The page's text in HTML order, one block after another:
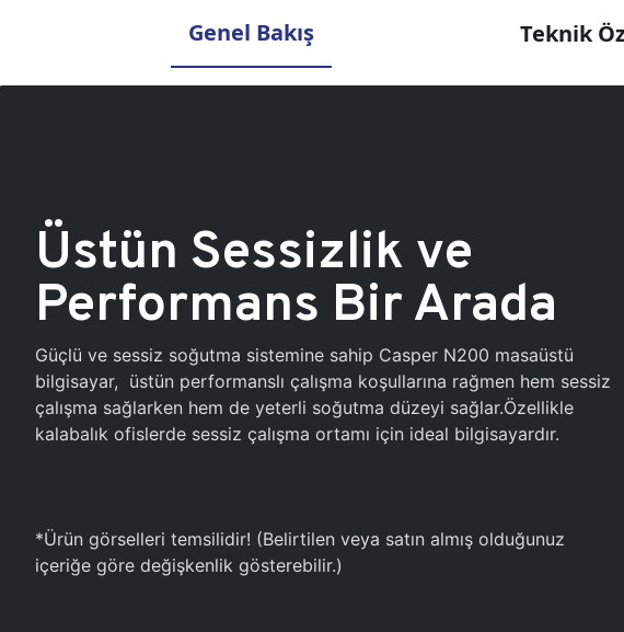
Genel Bakış Teknik
Üstün Sessizlik ve
Performans Bir Arada
Güçlü ve sessiz soğutma sistemine sahip Casper N200 masaüstü
bilgisayar, üstün performanslı çalışma koşullarına rağmen hem sessiz
çalışma sağlarken hem de yeterli soğutma düzeyi sağlar.Özellikle
kalabalık ofislerde sessiz çalışma ortamı için ideal bilgisayardır.
*Ürün görselleri temsilidir! (Belirtilen veya satın almış olduğunuz
içeriğe göre değişkenlik gösterebilir.)